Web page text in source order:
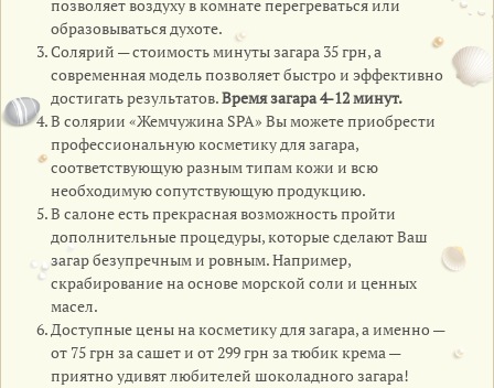
позволяет воздуху в комнате перегреваться или
образовываться духоте.
Солярий — стоимость минуты загара 35 грн, а
современная модель позволяет быстро и эффективно
достигать результатов.Время загара 4-12 минут.
В солярии «Жемчужина SPA» Вы можете приобрести
профессиональную косметику для загара,
соответствующую разным типам кожи и всю
необходимую сопутствующую продукцию.
В салоне есть прекрасная возможность пройти
дополнительные процедуры, которые сделают Ваш
загар безупречным и ровным. Например,
скрабирование на основе морской соли и ценных
масел.
Доступные цены на косметику для загара, а именно —
от 75 грн за сашет и от 299 грн за тюбик крема —
приятно удивят любителей шоколадного загара!